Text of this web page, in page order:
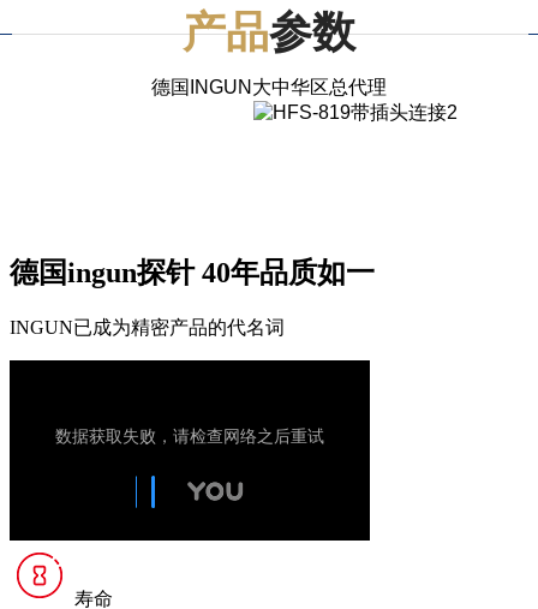
产品参数
德国INGUN大中华区总代理
德国ingun探针 40年品质如一
INGUN已成为精密产品的代名词
寿命